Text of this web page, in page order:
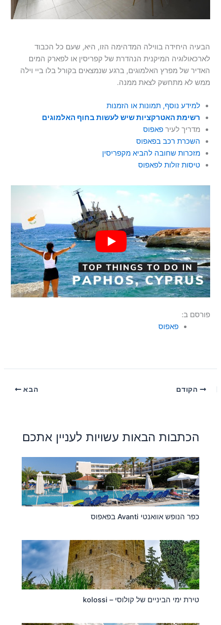
הבעיה היחידה בווילה המדהימה הזו, היא, שעם כל הכבוד
לארכאולוגיה המיקנית הנהדרת של קפריסין או לפארק המים
האדיר של מפרץ האלמוגים, ברגע שנמצאים בקורל בלו ביי וילה
ממש לא מתחשק לצאת ממנה.
למידע נוסף, תמונות או הזמנות
רשימת האטרקציות שיש לעשות בחוף האלמוגים
מדריך לעירפאפוס
השכרת רכב בפאפוס
מזכרות שחובה להביא מקפריסין
טיסות זולות לפאפוס
פורסם ב:
פאפוס
הקודם הבא
הכתבות הבאות עשויות לעניין אתכם
כפר הנופש אוואנטי Avanti בפאפוס
טירת ימי הביניים של קולוסי – kolossi